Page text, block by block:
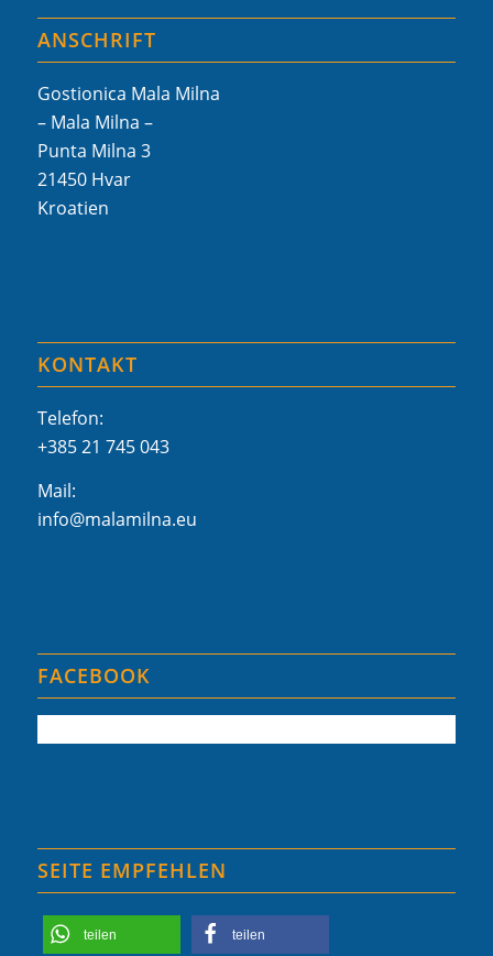
ANSCHRIFT
Gostionica Mala Milna
– Mala Milna –
Punta Milna 3
21450 Hvar
Kroatien
KONTAKT
Telefon:
+385 21 745 043
Mail:
info@malamilna.eu
FACEBOOK
SEITE EMPFEHLEN
teilen teilen